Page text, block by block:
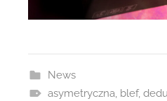
News
asymetryczna, blef,